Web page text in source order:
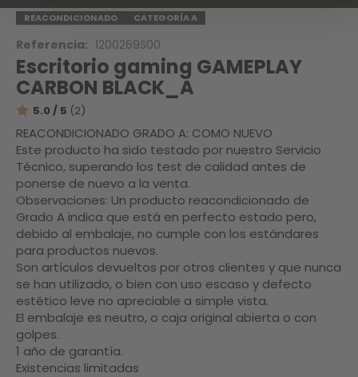
gallery
REACONDICIONADO CATEGORÍA A
Referencia: 1200269S00
Escritorio gaming GAMEPLAY
CARBON BLACK_A
5.0 / 5 (2)
REACONDICIONADO GRADO A: COMO NUEVO
Este producto ha sido testado por nuestro Servicio
Técnico, superando los test de calidad antes de
ponerse de nuevo a la venta.
Observaciones: Un producto reacondicionado de
Grado A indica que está en perfecto estado pero,
debido al embalaje, no cumple con los estándares
para productos nuevos.
Son artículos devueltos por otros clientes y que nunca
se han utilizado, o bien con uso escaso y defecto
estético leve no apreciable a simple vista.
El embalaje es neutro, o caja original abierta o con
golpes.
1 año de garantía.
Existencias limitadas